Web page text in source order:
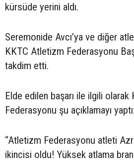
kürsüde yerini aldı.
Seremonide Avcı’ya ve diğer
KKTC Atletizm Federasyonu
takdim etti.
Elde edilen başarı ile ilgili
Federasyonu şu açıklamayı yaptı:
“Atletizm Federasyonu atleti
ikincisi oldu! Yüksek atlama